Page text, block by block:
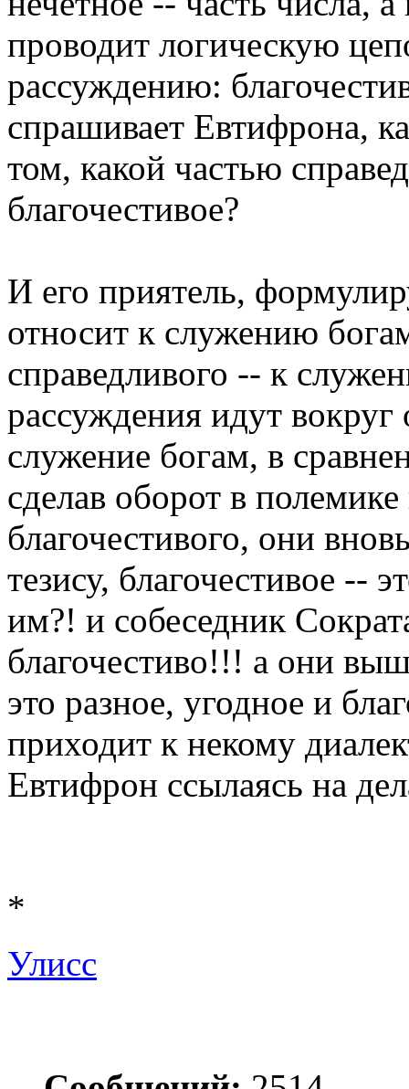
проводит логическую
рассуждению:
спрашивает Евтифрона,
том, какой частью
благочестивое?
И его приятель,
относит к служению
справедливого -- к
рассуждения идут вокруг
служение богам, в
сделав оборот в
благочестивого, они
тезису, благочестивое --
им?! и собеседник
благочестиво!!! а они
это разное, угодное и
приходит к некому
Евтифрон ссылаясь на
*
Улисс